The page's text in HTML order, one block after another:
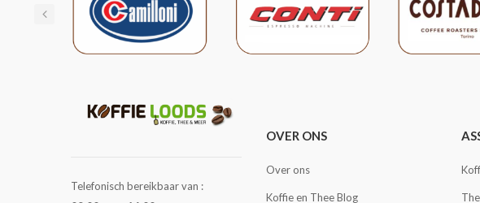
Telefonisch bereikbaar van :
OVER ONS
Over ons
Koffie en Thee Blog